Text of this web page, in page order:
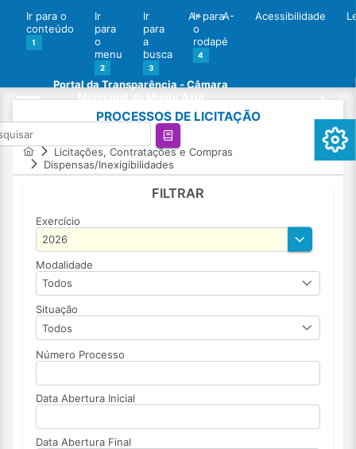
Ir para o
conteúdo
1
Ir
para
o
menu
2
Ir
para
a
busca
3
Ir para
o
rodapé
4
A+ A- Acessibilidade
Portal da Transparência - Câmara
PROCESSOS DE LICITAÇÃO
Licitações, Contratações e Compras
Dispensas/Inexigibilidades
FILTRAR
Exercício
Modalidade
Todos
Situação
Todos
Número Processo
Data Abertura Inicial
Data Abertura Final